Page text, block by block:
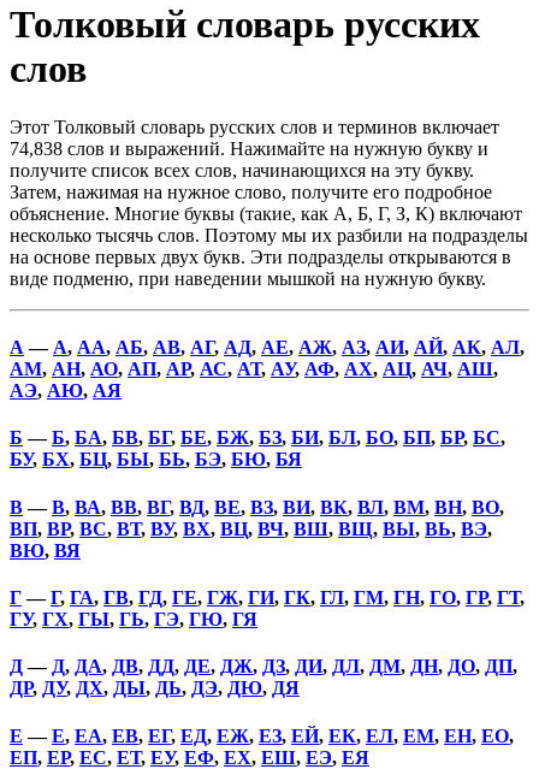
Толковый словарь русских
слов
Этот Толковый словарь русских слов и терминов включает
74,838 слов и выражений. Нажимайте на нужную букву и
получите список всех слов, начинающихся на эту букву.
Затем, нажимая на нужное слово, получите его подробное
объяснение. Многие буквы (такие, как А, Б, Г, З, К) включают
несколько тысячь слов. Поэтому мы их разбили на подразделы
на основе первых двух букв. Эти подразделы открываются в
виде подменю, при наведении мышкой на нужную букву.
А — А, АА, АБ, АВ, АГ, АД, АЕ, АЖ, АЗ, АИ, АЙ, АК, АЛ,
АМ, АН, АО, АП, АР, АС, АТ, АУ, АФ, АХ, АЦ, АЧ, АШ,
АЭ, АЮ, АЯ
Б —Б, БА, БВ, БГ, БЕ, БЖ, БЗ, БИ, БЛ, БО, БП, БР, БС,
БУ, БХ, БЦ, БЫ, БЬ, БЭ, БЮ, БЯ
В—В, ВА, ВВ, ВГ, ВД, ВЕ, ВЗ, ВИ, ВК, ВЛ, ВМ, ВН, ВО,
ВП, ВР, ВС, ВТ, ВУ, ВХ, ВЦ, ВЧ, ВШ, ВЩ, ВЫ, ВЬ, ВЭ,
ВЮ, ВЯ
Г—Г, ГА, ГВ, ГД, ГЕ, ГЖ, ГИ, ГК, ГЛ, ГМ, ГН, ГО, ГР, ГТ,
ГУ, ГХ, ГЫ, ГЬ, ГЭ, ГЮ, ГЯ
Д— Д, ДА, ДВ, ДД, ДЕ, ДЖ, ДЗ, ДИ, ДЛ, ДМ, ДН, ДО, ДП,
ДР, ДУ, ДХ, ДЫ, ДЬ, ДЭ, ДЮ, ДЯ
Е —Е, ЕА, ЕВ, ЕГ, ЕД, ЕЖ, ЕЗ, ЕЙ, ЕК, ЕЛ, ЕМ, ЕН, ЕО,
ЕП, ЕР, ЕС, ЕТ, ЕУ, ЕФ, ЕХ, ЕШ, ЕЭ, ЕЯ